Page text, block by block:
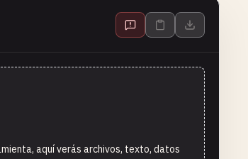
aquí verás archivos, texto, datos